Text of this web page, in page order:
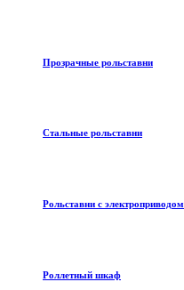
Прозрачные рольставни
Стальные рольставни
Рольставни с электроприводом
Роллетный шкаф